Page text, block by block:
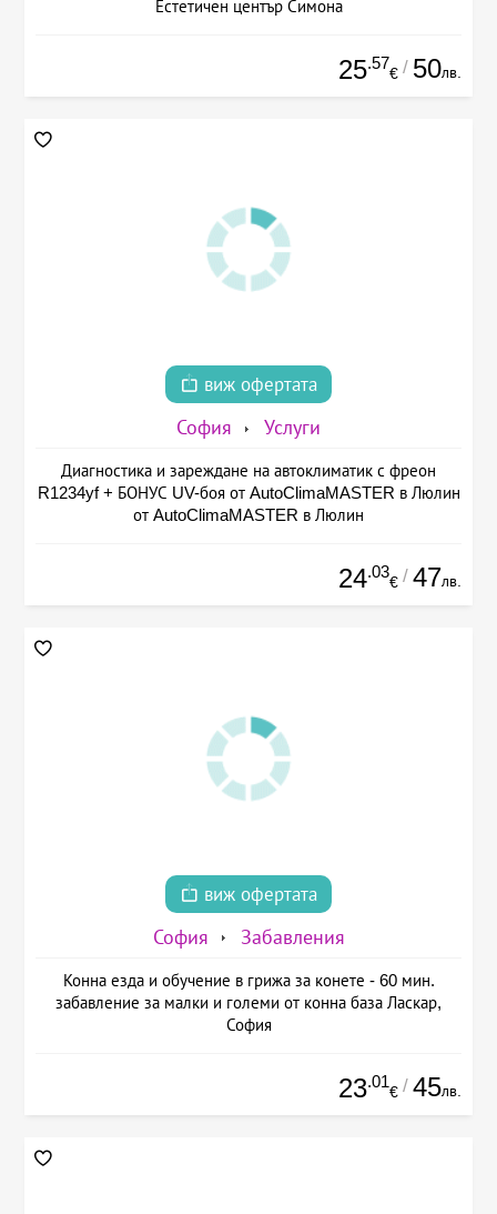
Естетичен център Симона
25.57
€ / 50лв.
виж офертата
София Услуги
Диагностика и зареждане на автоклиматик с фреон
R1234yf + БОНУС UV-боя от AutoClimaMASTER в Люлин
от AutoClimaMASTER в Люлин
24.03
€ / 47лв.
виж офертата
София Забавления
Конна езда и обучение в грижа за конете - 60 мин.
забавление за малки и големи от конна база Ласкар,
София
23.01
€ / 45лв.